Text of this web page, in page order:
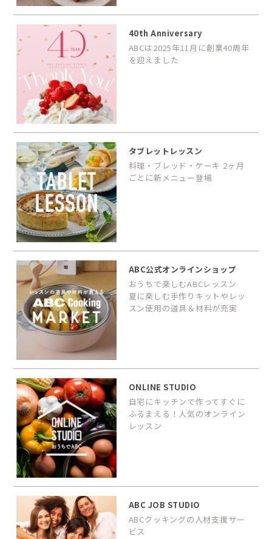
40th Anniversary
ABCは2025年11月に創業40周年
を迎えました
タブレットレッスン
料理・ブレッド・ケーキ 2ヶ月
ごとに新メニュー登場
ABC公式オンラインショップ
おうちで楽しむABCレッスン
夏に楽しむ手作りキットやレッ
スン使用の道具＆材料が充実
ONLINE STUDIO
自宅にキッチンで作ってすぐに
ふるまえる！人気のオンライン
レッスン
ABC JOB STUDIO
ABCクッキングの人材支援サー
ビス